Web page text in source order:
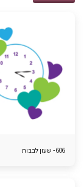
606 - שעון לבבות